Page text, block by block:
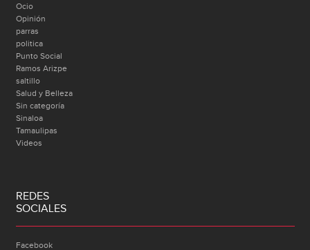
Ocio
Opinión
parras
politica
Punto Social
Ramos Arizpe
saltillo
Salud y Belleza
Sin categoría
Sinaloa
Tamaulipas
Videos
REDES
SOCIALES
Facebook